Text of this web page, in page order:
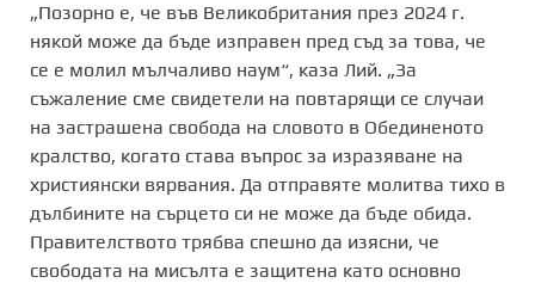
„Позорно е, че във Великобритания през 2024 г.
някой може да бъде изправен пред съд за това, че
се е молил мълчаливо наум“, каза Лий. „За
съжаление сме свидетели на повтарящи се случаи
на застрашена свобода на словото в Обединеното
кралство, когато става въпрос за изразяване на
християнски вярвания. Да отправяте молитва тихо в
дълбините на сърцето си не може да бъде обида.
Правителството трябва спешно да изясни, че
свободата на мисълта е защитена като основно